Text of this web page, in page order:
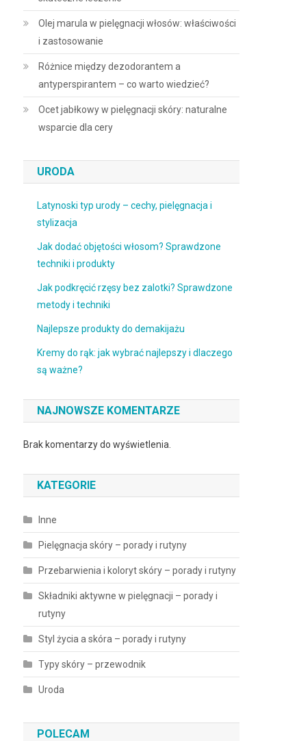
Olej marula w pielęgnacji włosów: właściwości
i zastosowanie
Różnice między dezodorantem a
antyperspirantem – co warto wiedzieć?
Ocet jabłkowy w pielęgnacji skóry: naturalne
wsparcie dla cery
URODA
Latynoski typ urody – cechy, pielęgnacja i
stylizacja
Jak dodać objętości włosom? Sprawdzone
techniki i produkty
Jak podkręcić rzęsy bez zalotki? Sprawdzone
metody i techniki
Najlepsze produkty do demakijażu
Kremy do rąk: jak wybrać najlepszy i dlaczego
są ważne?
NAJNOWSZE KOMENTARZE
Brak komentarzy do wyświetlenia.
KATEGORIE
Inne
Pielęgnacja skóry – porady i rutyny
Przebarwienia i koloryt skóry – porady i rutyny
Składniki aktywne w pielęgnacji – porady i
rutyny
Styl życia a skóra – porady i rutyny
Typy skóry – przewodnik
Uroda
POLECAM